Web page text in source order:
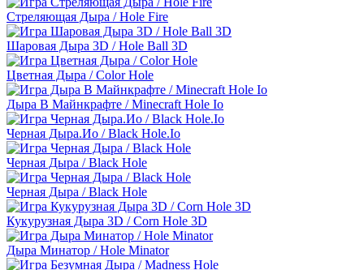
Стреляющая Дыра / Hole Fire
Шаровая Дыра 3D / Hole Ball 3D
Цветная Дыра / Color Hole
Дыра В Майнкрафте / Minecraft Hole Io
Черная Дыра.Ио / Black Hole.Io
Черная Дыра / Black Hole
Черная Дыра / Black Hole
Кукурузная Дыра 3D / Corn Hole 3D
Дыра Минатор / Hole Minator